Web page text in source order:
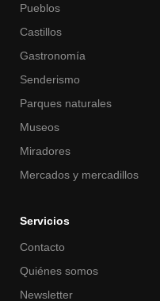
Pueblos
Castillos
Gastronomía
Senderismo
Parques naturales
Museos
Miradores
Mercados y mercadillos
Servicios
Contacto
Quiénes somos
Newsletter